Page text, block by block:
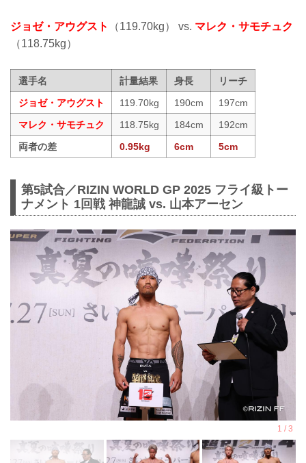
ジョゼ・アウグスト （119.70kg） vs. マレク・サモチュク
（118.75kg）
選手名 計量結果 身長
リーチ
ジョゼ・アウグスト
119.70kg 190cm
197cm
マレク・サモチュク
118.75kg 184cm
192cm
両者の差
0.95kg 6cm 5cm
第5試合／RIZIN WORLD GP 2025 フライ級トー
ナメント 1回戦 神龍誠 vs. 山本アーセン